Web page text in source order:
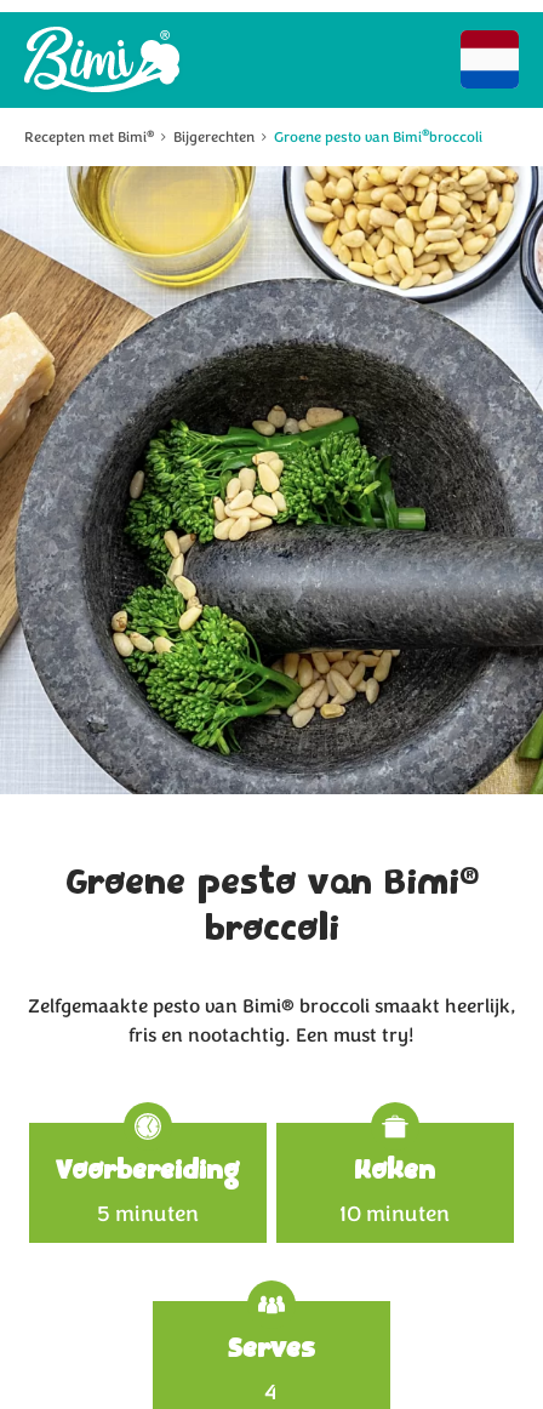
Recepten met Bimi® Bijgerechten Groene pesto van Bimi®broccoli
Groene pesto van Bimi®
broccoli
Zelfgemaakte pesto van Bimi® broccoli smaakt heerlijk,
fris en nootachtig. Een must try!
Specifications
Voorbereiding
5 minuten
Koken
10 minuten
Serves
4